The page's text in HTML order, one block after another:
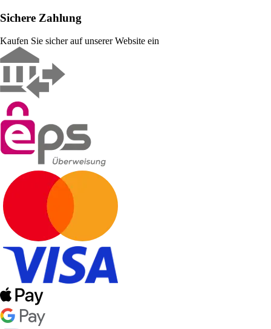
Sichere Zahlung
Kaufen Sie sicher auf unserer Website ein